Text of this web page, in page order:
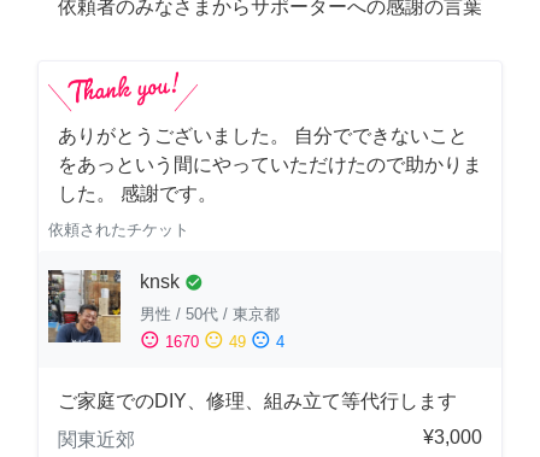
依頼者のみなさまからサポーターへの感謝の言葉
ありがとうございました。 自分でできないこと
をあっという間にやっていただけたので助かりま
した。 感謝です。
依頼されたチケット
knsk check_circle
男性 / 50代 / 東京都
sentiment_satisfied 1670 sentiment_neutral 49 sentiment_dissatisfied 4
ご家庭でのDIY、修理、組み立て等代行します
関東近郊
¥3,000